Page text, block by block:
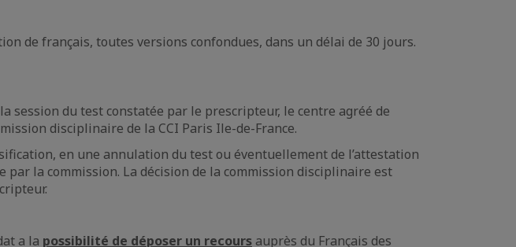
de français, toutes versions confondues, dans un délai de 30 jours.
session du test constatée par le prescripteur, le centre agréé de
disciplinaire de la CCI Paris Ile-de-France.
en une annulation du test ou éventuellement de l’attestation
la commission. La décision de la commission disciplinaire est
a la possibilité de déposer un recours auprès du Français des